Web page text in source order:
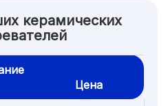
керамических
Цена